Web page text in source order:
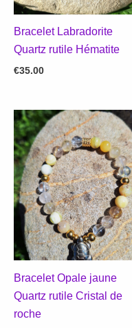
Bracelet Labradorite
Quartz rutile Hématite
€35.00
Bracelet Opale jaune
Quartz rutile Cristal de
roche